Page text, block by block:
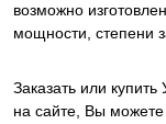
возможно
мощности, степени
Заказать или
на сайте, Вы